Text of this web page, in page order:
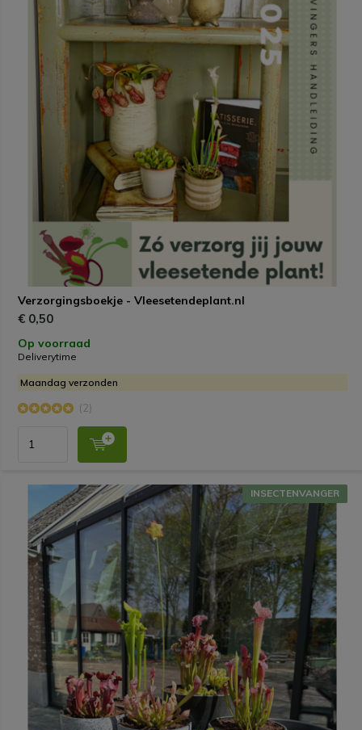
Verzorgingsboekje - Vleesetendeplant.nl
€ 0,50
Op voorraad
Deliverytime
Maandag verzonden
(2)
INSECTENVANGER